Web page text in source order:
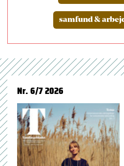
samfund &
Nr. 6/7 2026